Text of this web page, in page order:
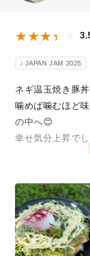
JAPAN JAM 2025
ネギ温玉焼き豚丼
噛めば噛むほど
の中へ😊
幸せ気分上昇で